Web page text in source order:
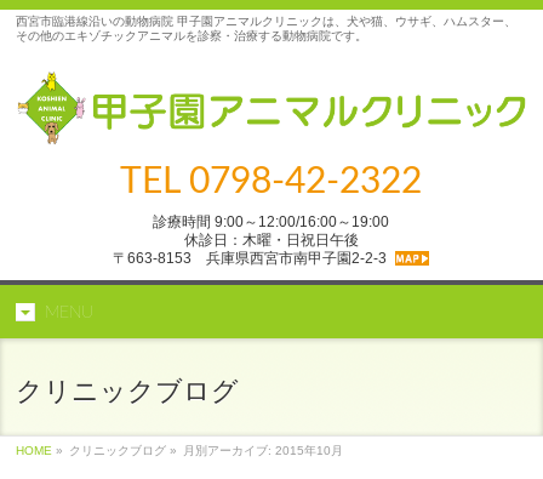
西宮市臨港線沿いの動物病院 甲子園アニマルクリニックは、犬や猫、ウサギ、ハムスター、
その他のエキゾチックアニマルを診察・治療する動物病院です。
TEL 0798-42-2322
診療時間 9:00～12:00/16:00～19:00
休診日：木曜・日祝日午後
〒663-8153 兵庫県西宮市南甲子園2‐2‐3
MENU
クリニックブログ
HOME » クリニックブログ » 月別アーカイブ: 2015年10月